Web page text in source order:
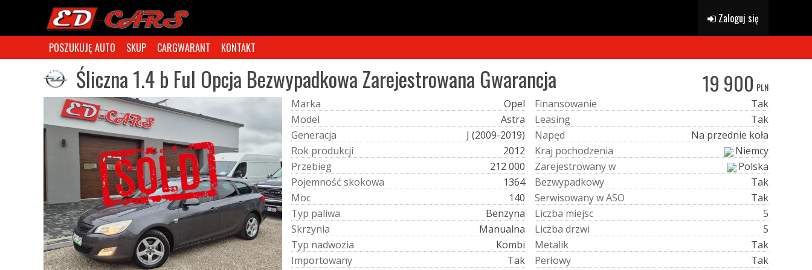
Zaloguj się
POSZUKUJĘ AUTO SKUP CARGWARANT KONTAKT
Śliczna 1.4 b Ful Opcja Bezwypadkowa Zarejestrowana Gwarancja 19 900 PLN
Marka
Opel
Model
Astra
Generacja
J (2009-2019)
Rok produkcji
2012
Przebieg
212 000
Pojemność skokowa
1364
Moc
140
Typ paliwa
Benzyna
Skrzynia
Manualna
Typ nadwozia
Kombi
Importowany
Tak
Finansowanie
Tak
Leasing
Tak
Napęd
Na przednie koła
Kraj pochodzenia
Niemcy
Zarejestrowanyw
Polska
Bezwypadkowy
Tak
SerwisowanywASO
Tak
Liczba miejsc
5
Liczba drzwi
5
Metalik
Tak
Perłowy
Tak